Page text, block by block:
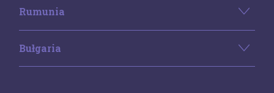
Rumunia
Bułgaria